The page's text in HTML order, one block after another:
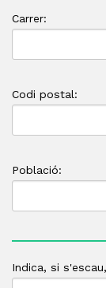
Carrer:
Codi postal:
Població:
Indica, si